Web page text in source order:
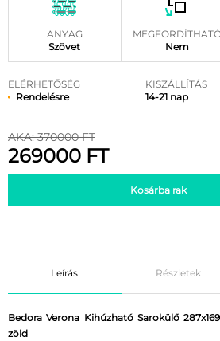
ANYAG
Szövet
Nem
ELÉRHETŐSÉG
Rendelésre
KISZÁLLÍTÁS
14-21 nap
AKA: 370000 FT
269000 FT
Kosárba rak
Leírás Részletek
Bedora Verona Kihúzható Sarokülő
zöld